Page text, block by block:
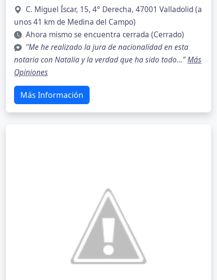
C. Miguel Íscar, 15, 4° Derecha, 47001 Valladolid (a
unos 41 km de Medina del Campo)
Ahora mismo se encuentra cerrada (Cerrado)
"Me he realizado la jura de nacionalidad en esta
notaria con Natalia y la verdad que ha sido todo..."Más
Opiniones
Más Información